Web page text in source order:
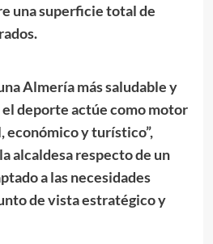
una superficie total de
Almería más saludable y
deporte actúe como motor
económico y turístico”,
alcaldesa respecto de un
a las necesidades
de vista estratégico y